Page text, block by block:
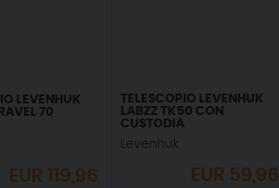
LEVENHUK
70
EUR119,96
TELESCOPIO LEVENHUK
LABZZ TK50 CON
CUSTODIA
Levenhuk
EUR 59,96